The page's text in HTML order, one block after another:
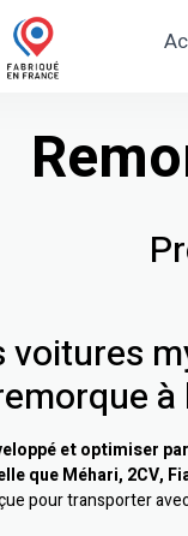
voitures
et optimiser
que Méhari, 2CV,
pour transporter